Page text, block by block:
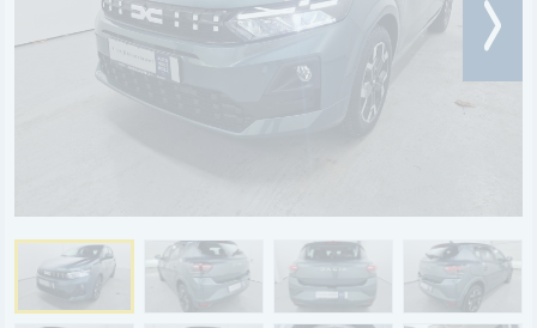
Land Rover
Renault
SERVICE
Aktionsfahrzeuge